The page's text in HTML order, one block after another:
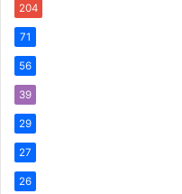
204
71
56
39
29
27
26